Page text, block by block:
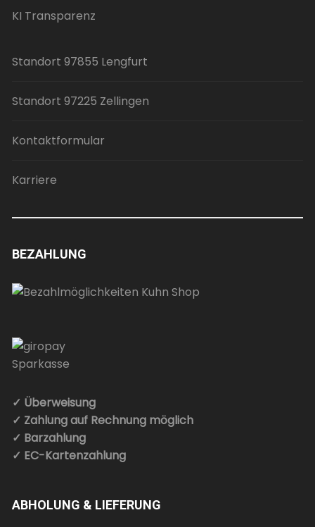
KI Transparenz
Standort 97855 Lengfurt
Standort 97225 Zellingen
Kontaktformular
Karriere
BEZAHLUNG
✓ Überweisung
✓ Zahlung auf Rechnung möglich
✓ Barzahlung
✓ EC-Kartenzahlung
ABHOLUNG & LIEFERUNG